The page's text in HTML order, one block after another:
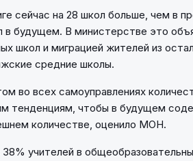
сейчас на 28 школ больше, чем в
в будущем. В министерстве это
школ и миграцией жителей из
средние школы.
во всех самоуправлениях
тенденциям, чтобы в будущем
количестве, оценило МОН.
учителей в